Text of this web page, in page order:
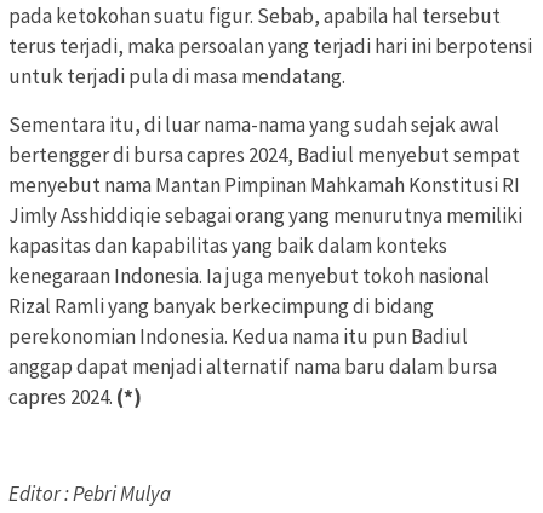
pada ketokohan suatu figur. Sebab, apabila hal tersebut
terus terjadi, maka persoalan yang terjadi hari ini berpotensi
untuk terjadi pula di masa mendatang.
Sementara itu, di luar nama-nama yang sudah sejak awal
bertengger di bursa capres 2024, Badiul menyebut sempat
menyebut nama Mantan Pimpinan Mahkamah Konstitusi RI
Jimly Asshiddiqie sebagai orang yang menurutnya memiliki
kapasitas dan kapabilitas yang baik dalam konteks
kenegaraan Indonesia. Ia juga menyebut tokoh nasional
Rizal Ramli yang banyak berkecimpung di bidang
perekonomian Indonesia. Kedua nama itu pun Badiul
anggap dapat menjadi alternatif nama baru dalam bursa
capres 2024. (*)
Editor : Pebri Mulya